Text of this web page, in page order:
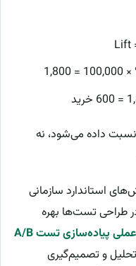
Lift
نسبت داده می‌شود، نه
استاندارد سازمانی
طراحی تست‌ها بهره
راهنمای عملی پیاده‌سازی تست A/B
تحلیل و تصمیم‌گیری